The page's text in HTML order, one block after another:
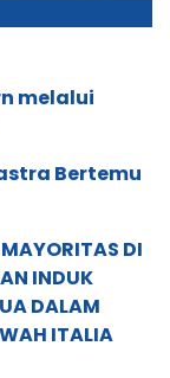
melalui
Bertemu
DI
INDUK
DALAM
ITALIA